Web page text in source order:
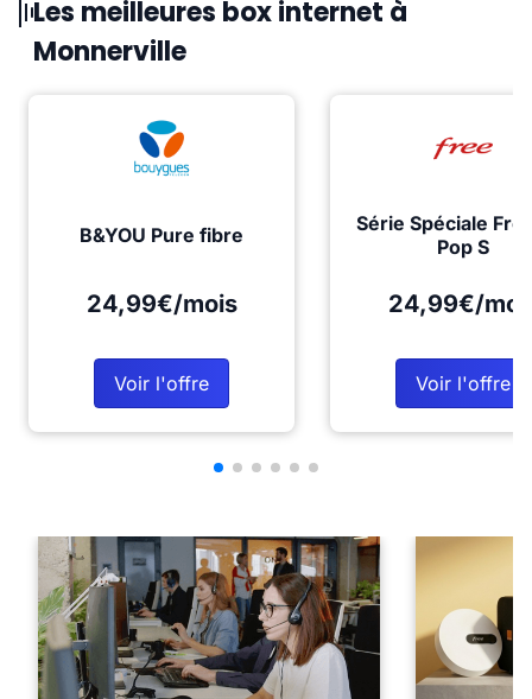
Les meilleures box internet à
Monnerville
B&YOU Pure fibre
24,99€/mois
Voir l'offre
Série Spéciale
Pop S
24,99€/
Voir l'offre